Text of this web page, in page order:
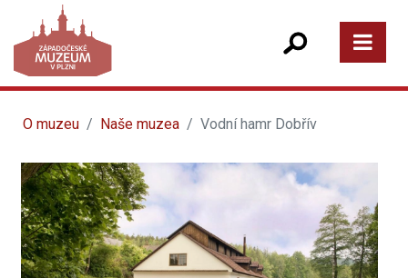
O muzeu Naše muzea Vodní hamr Dobřív